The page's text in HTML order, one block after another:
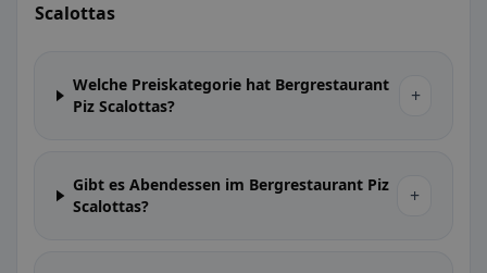
Scalottas
Welche Preiskategorie hat Bergrestaurant
Piz Scalottas?
+
Gibt es Abendessen im Bergrestaurant Piz
Scalottas?
+